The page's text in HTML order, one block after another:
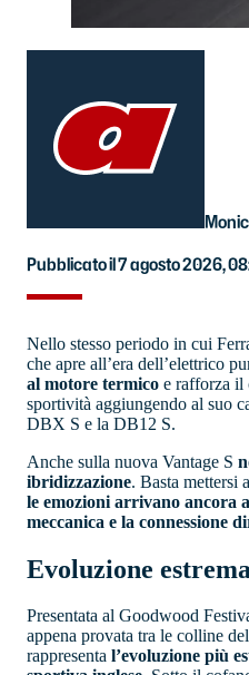
Pubblicato il 7 agosto 2026,
Nello stesso periodo in cui
che apre all’era dell’elettrico
al motore termico e rafforza il
sportività aggiungendo al suo
DBX S e la DB12 S.
Anche sulla nuova Vantage S
ibridizzazione. Basta mettersi
le emozioni arrivano ancora
meccanica e la connessione
Evoluzione estrema
Presentata al Goodwood
appena provata tra le colline
rappresenta l’evoluzione più